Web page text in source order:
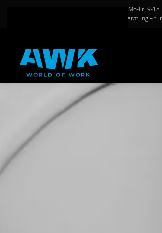
Öffnungszeiten WORLD OF WORK: Mo-Fr. 9-
Große Auswahl und persönliche Beratung –